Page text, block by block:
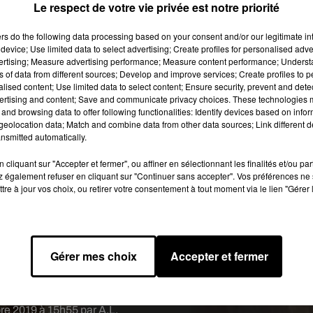
2019 à 15h55 par A.L.
sur un barrage en Inde.
Pixabay
fatals. Selon une étude des chercheurs du
All Indian
le monde en se prenant en selfie entre 2011 et 2017. C'est
mariée et trois membres de sa famille, qui viennent de
indienne aux médias locaux. En effet, le groupe de six
de Pambaru, dans l'État du Tamil Nadu, dans le sud
, a indiqué un responsable sous couvert d'anonymat.
sauver sa femme
a alors sauté dans l'eau pour tenter de les sauver. Si ce
s’est noyé, dont sa femme, a rapporté l'agence Press Trust of
triste accident parmi tant d'autres recensés qui a poussé les
à certains endroits considérés comme potentiellement
Le respect de votre vie privée est notre priorité
do the following data processing based on your consent and/or our legitimate
Use limited data to select advertising; Create profiles for personalised
Measure advertising performance; Measure content performance;
of data from different sources; Develop and improve services; Create profiles to
content; Use limited data to select content; Ensure security, prevent and
and content; Save and communicate privacy choices. These technologies
browsing data to offer following functionalities: Identify devices based on
data; Match and combine data from other data sources; Link different
automatically.
cliquant sur "Accepter et fermer", ou affiner en sélectionnant les finalités et/ou
également refuser en cliquant sur "Continuer sans accepter". Vos préférences
à jour vos choix, ou retirer votre consentement à tout moment via le lien
Gérer mes choix Accepter et fermer